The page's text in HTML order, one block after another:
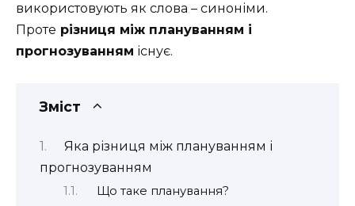
використовують як слова – синоніми.
Проте різниця між плануванням і
прогнозуванням існує.
Зміст
Яка різниця між плануванням і
прогнозуванням
Що таке планування?